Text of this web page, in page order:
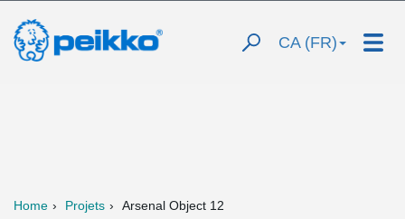
CA (FR)
Home Projets Arsenal Object 12